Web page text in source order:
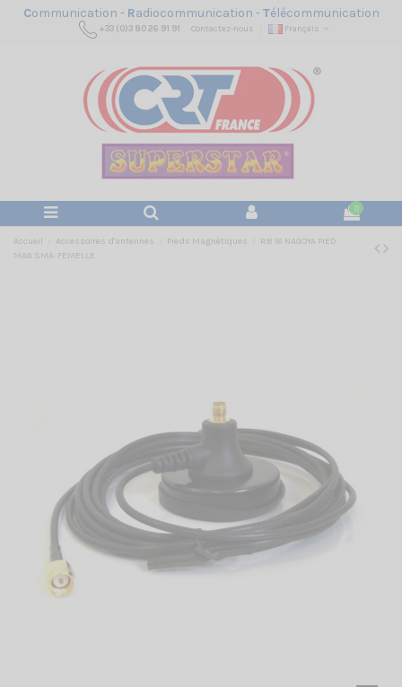
Communication - Radiocommunication -Télécommunication
+33 (0)3 80 26 91 91 Contactez-nous Français
0
Accueil Accessoires d'antennes Pieds Magnétiques
RB 16 NAGOYA PIED
MAG SMA-FEMELLE